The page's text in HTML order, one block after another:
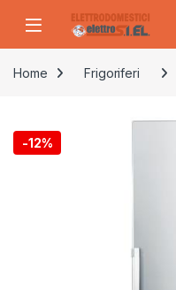
Home Frigoriferi
-12%